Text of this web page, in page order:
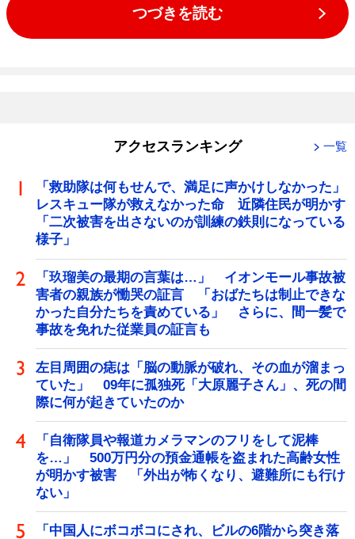
つづきを読む
アクセスランキング 一覧
「救助隊は何もせんで、満足に声かけしなかった」
レスキュー隊が救えなかった命 近隣住民が明かす
「二次被害を出さないのが訓練の鉄則になっている
様子」
「玖瑠美の最期の言葉は…」 イオンモール事故被
害者の親族が慟哭の証言 「おばたちは制止できな
かった自分たちを責めている」 さらに、間一髪で
事故を免れた従業員の証言も
左目周囲の痣は「脳の動脈が破れ、その血が溜まっ
ていた」 09年に孤独死「大原麗子さん」、死の間
際に何が起きていたのか
「自衛隊員や報道カメラマンのフリをして泥棒
を…」 500万円分の預金通帳を盗まれた高齢女性
が明かす被害 「外出が怖くなり、避難所にも行け
ない」
「中国人にボコボコにされ、ビルの6階から突き落